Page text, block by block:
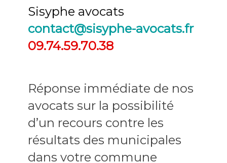
Sisyphe avocats
contact@sisyphe-avocats.fr
09.74.59.70.38
Réponse immédiate de nos
avocats sur la possibilité
d’un recours contre les
résultats des municipales
dans votre commune